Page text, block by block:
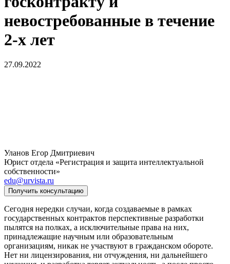
невостребованные в течение
2-х лет
27.09.2022
Уланов Егор Дмитриевич
Юрист отдела «Регистрация и защита интеллектуальной
собственности»
edu@urvista.ru
Получить консультацию
Сегодня нередки случаи, когда создаваемые в рамках
государственных контрактов перспективные разработки
пылятся на полках, а исключительные права на них,
принадлежащие научным или образовательным
организациям, никак не участвуют в гражданском обороте.
Нет ни лицензирования, ни отчуждения, ни дальнейшего